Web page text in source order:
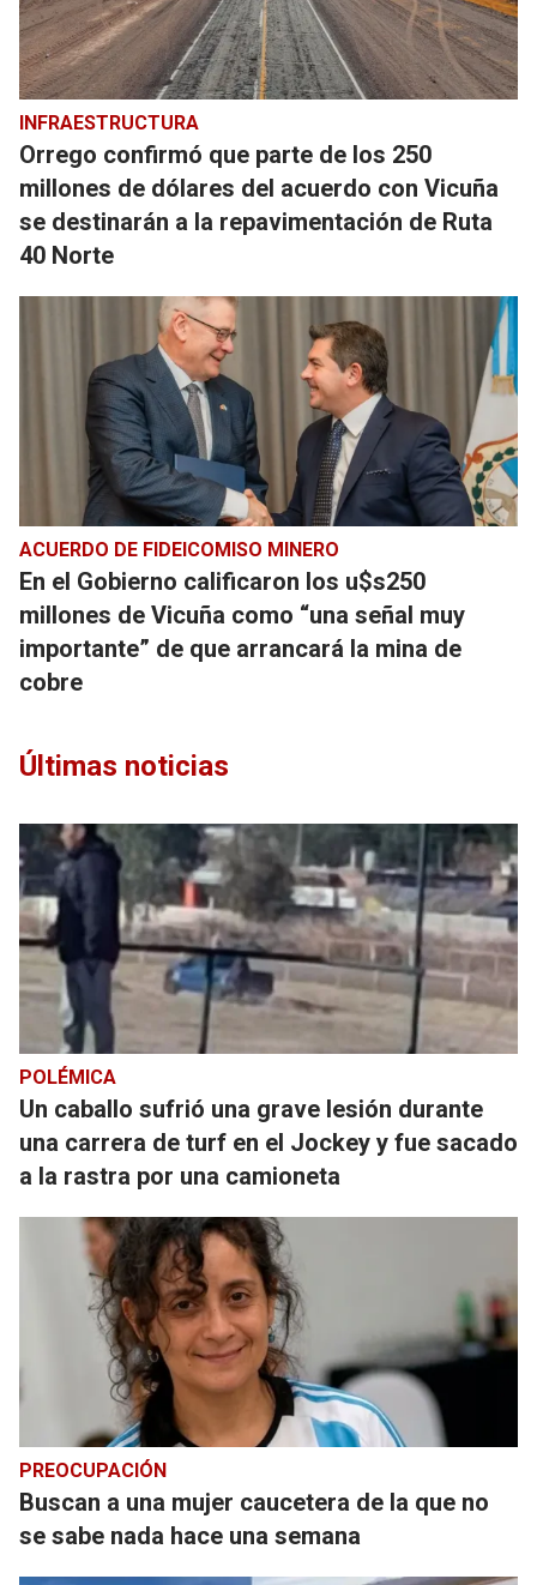
INFRAESTRUCTURA
Orrego confirmó que parte de los 250
millones de dólares del acuerdo con Vicuña
se destinarán a la repavimentación de Ruta
40 Norte
ACUERDO DE FIDEICOMISO MINERO
En el Gobierno calificaron los u$s250
millones de Vicuña como “una señal muy
importante” de que arrancará la mina de
cobre
Últimas noticias
POLÉMICA
Un caballo sufrió una grave lesión durante
una carrera de turf en el Jockey y fue sacado
a la rastra por una camioneta
PREOCUPACIÓN
Buscan a una mujer caucetera de la que no
se sabe nada hace una semana